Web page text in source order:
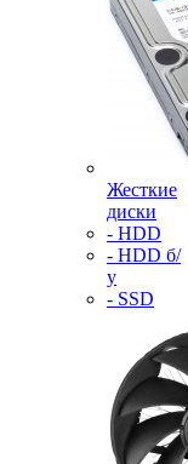
Жесткие
диски
- HDD
- HDD б/
у
- SSD